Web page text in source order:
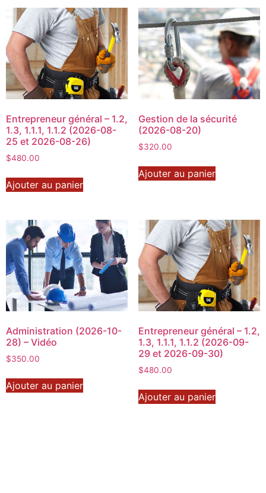
Entrepreneur général – 1.2,
1.3, 1.1.1, 1.1.2 (2026-08-
25 et 2026-08-26)
$480.00
Ajouter au panier
Gestion de la sécurité
(2026-08-20)
$320.00
Ajouter au panier
Administration (2026-10-
28) – Vidéo
$350.00
Ajouter au panier
Entrepreneur général – 1.2,
1.3, 1.1.1, 1.1.2 (2026-09-
29 et 2026-09-30)
$480.00
Ajouter au panier